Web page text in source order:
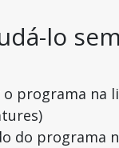
lo
programa na
do programa